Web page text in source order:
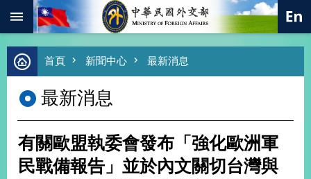
跳到主要內容區塊
進
階
尋
熱
首頁 新聞中心 最新消息
最新消息
有關歐盟執委會發布「強化歐洲軍
民戰備報告」並於內文關切台灣與